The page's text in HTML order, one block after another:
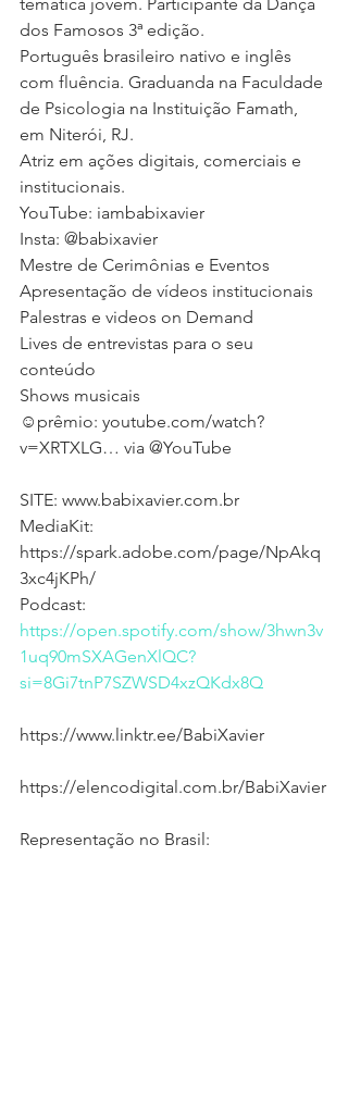
dos Famosos 3ª edição.
Português brasileiro nativo e inglês
com fluência. Graduanda na Faculdade
de Psicologia na Instituição Famath,
em Niterói, RJ.
Atriz em ações digitais, comerciais e
institucionais.
YouTube: iambabixavier
Insta: @babixavier
Mestre de Cerimônias e Eventos
Apresentação de vídeos institucionais
Palestras e videos on Demand
Lives de entrevistas para o seu
conteúdo
Shows musicais
☺️prêmio: youtube.com/watch?
v=XRTXLG… via @YouTube
SITE: www.babixavier.com.br
MediaKit:
https://spark.adobe.com/page/NpAkq
3xc4jKPh/
Podcast:
https://open.spotify.com/show/3hwn3v
1uq90mSXAGenXlQC?
si=8Gi7tnP7SZWSD4xzQKdx8Q
https://www.linktr.ee/BabiXavier
https://elencodigital.com.br/BabiXavier
Representação no Brasil: